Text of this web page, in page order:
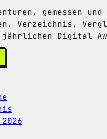
gemessen
Verzeichnis,
jährlichen Digital